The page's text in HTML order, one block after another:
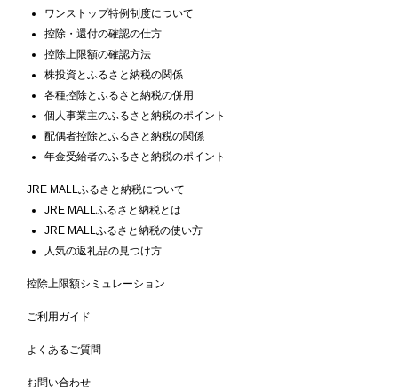
ワンストップ特例制度について
控除・還付の確認の仕方
控除上限額の確認方法
株投資とふるさと納税の関係
各種控除とふるさと納税の併用
個人事業主のふるさと納税のポイント
配偶者控除とふるさと納税の関係
年金受給者のふるさと納税のポイント
JRE MALLふるさと納税について
JRE MALLふるさと納税とは
JRE MALLふるさと納税の使い方
人気の返礼品の見つけ方
控除上限額シミュレーション
ご利用ガイド
よくあるご質問
お問い合わせ